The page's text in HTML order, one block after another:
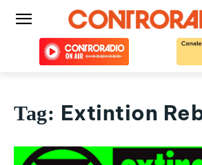
Tag: Extintion